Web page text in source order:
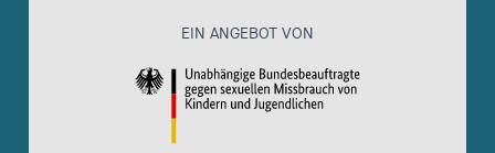
EIN ANGEBOT VON